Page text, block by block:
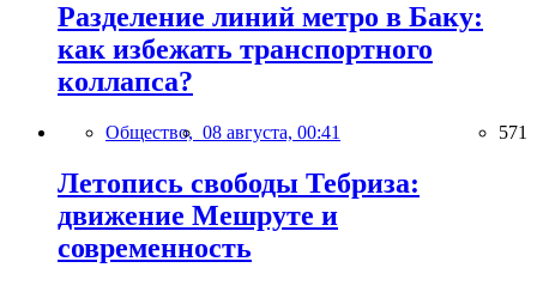
Разделение линий метро в Баку:
как избежать транспортного
коллапса?
Общество, 08 августа, 00:41 571
Летопись свободы Тебриза:
движение Мешруте и
современность